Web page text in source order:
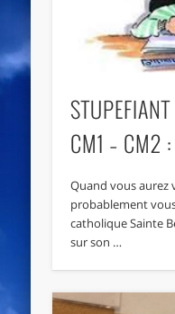
CM1 – CM2 :
Quand vous aurez
probablement
catholique Sainte
sur son …